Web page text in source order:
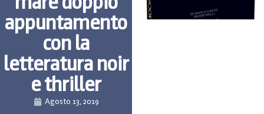
appuntamento
con la
letteratura noir
e thriller
Agosto 13, 2019